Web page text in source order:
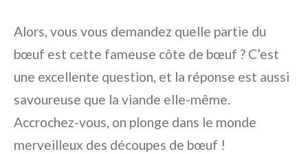
Alors, vous vous demandez quelle partie du
bœuf est cette fameuse côte de bœuf ? C’est
une excellente question, et la réponse est aussi
savoureuse que la viande elle-même.
Accrochez-vous, on plonge dans le monde
merveilleux des découpes de bœuf !